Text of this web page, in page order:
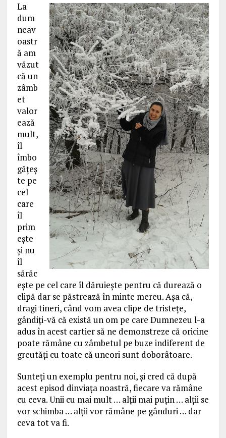
La
dum
neav
oastr
ă am
văzut
că un
zâmb
et
valor
ează
mult,
îl
îmbo
găţeş
te pe
cel
care
îl
prim
eşte
şi nu
îl
sărăc
eşte pe cel care îl dăruieşte pentru că durează o
clipă dar se păstrează în minte mereu. Aşa că,
dragi tineri, când vom avea clipe de tristeţe,
gândiţi-vă că există un om pe care Dumnezeu l-a
adus în acest cartier să ne demonstreze că oricine
poate rămâne cu zâmbetul pe buze indiferent de
greutăţi cu toate că uneori sunt doborâtoare.
Sunteţi un exemplu pentru noi, şi cred că după
acest episod dinviaţa noastră, fiecare va rămâne
cu ceva. Unii cu mai mult … alţii mai puţin … alţii se
vor schimba … alţii vor rămâne pe gânduri … dar
ceva tot va fi.